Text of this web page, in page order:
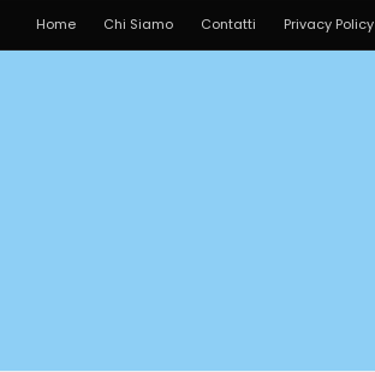
Home Chi Siamo Contatti Privacy Policy